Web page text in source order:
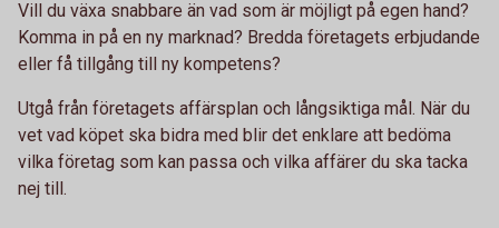
Vill du växa snabbare än vad som är möjligt på egen hand?
Komma in på en ny marknad? Bredda företagets erbjudande
eller få tillgång till ny kompetens?
Utgå från företagets affärsplan och långsiktiga mål. När du
vet vad köpet ska bidra med blir det enklare att bedöma
vilka företag som kan passa och vilka affärer du ska tacka
nej till.